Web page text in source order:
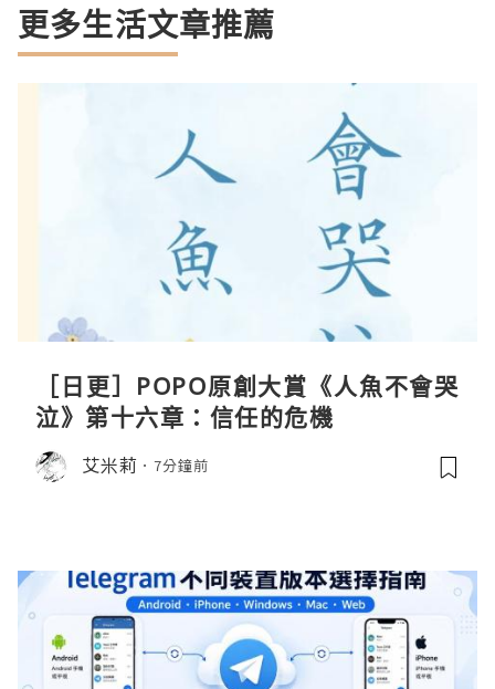
更多生活文章推薦
［日更］POPO原創大賞《人魚不會哭
泣》第十六章：信任的危機
艾米莉 7分鐘前